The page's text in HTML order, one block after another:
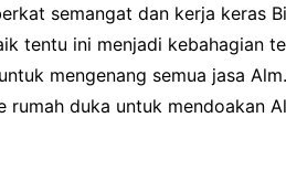
semangat dan kerja keras
tentu ini menjadi kebahagian
mengenang semua jasa
rumah duka untuk mendoakan